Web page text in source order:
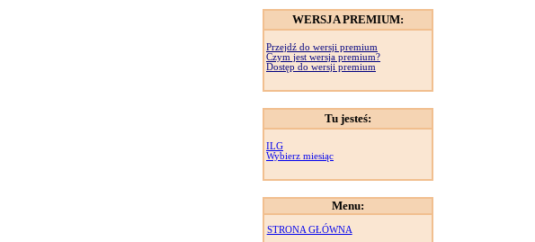
WERSJA PREMIUM:
Przejdź do wersji premium
Czym jest wersja premium?
Dostęp do wersji premium
Tu jesteś:
ILG
Wybierz miesiąc
Menu:
STRONA GŁÓWNA